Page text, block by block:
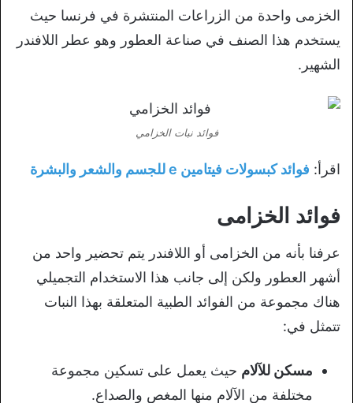
الخزمى واحدة من الزراعات المنتشرة في فرنسا حيث
يستخدم هذا الصنف في صناعة العطور وهو عطر اللافندر
الشهير.
فوائد نبات الخزامي
اقرأ: فوائد كبسولات فيتامين e للجسم والشعر والبشرة
فوائد الخزامى
عرفنا بأنه من الخزامى أو اللافندر يتم تحضير واحد من
أشهر العطور ولكن إلى جانب هذا الاستخدام التجميلي
هناك مجموعة من الفوائد الطبية المتعلقة بهذا النبات
تتمثل في:
مسكن للآلام حيث يعمل على تسكين مجموعة
مختلفة من الآلام منها المغص والصداع.